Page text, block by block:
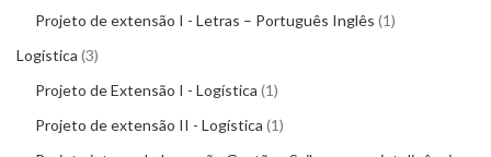
Projeto de extensão I - Letras – Português Inglês 1
Logística 3
Projeto de Extensão I - Logística 1
Projeto de extensão II - Logística 1